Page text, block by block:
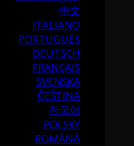
中文
ITALIANO
PORTUGUÉS
DEUTSCH
FRANÇAIS
SVENSKA
ČEŠTINA
한국어
POLSKY
ROMÂNĂ